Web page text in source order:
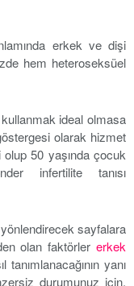
erkek ve dişi
hem heteroseksüel
kullanmak ideal olmasa
olarak hizmet
50 yaşında çocuk
infertilite tanısı
sayfalara
olan faktörlererkek
tanımlanacağının yanı
durumunuz için.